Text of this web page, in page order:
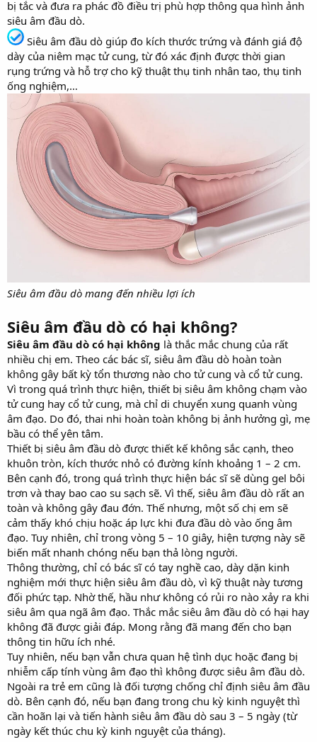
bị tắc và đưa ra phác đồ điều trị phù hợp thông qua hình ảnh
siêu âm đầu dò.
Siêu âm đầu dò giúp đo kích thước trứng và đánh giá độ
dày của niêm mạc tử cung, từ đó xác định được thời gian
rụng trứng và hỗ trợ cho kỹ thuật thụ tinh nhân tao, thụ tinh
ống nghiệm,…
Siêu âm đầu dò mang đến nhiều lợi ích
Siêu âm đầu dò có hại không?
Siêu âm đầu dò có hại không là thắc mắc chung của rất
nhiều chị em. Theo các bác sĩ, siêu âm đầu dò hoàn toàn
không gây bất kỳ tổn thương nào cho tử cung và cổ tử cung.
Vì trong quá trình thực hiện, thiết bị siêu âm không chạm vào
tử cung hay cổ tử cung, mà chỉ di chuyển xung quanh vùng
âm đạo. Do đó, thai nhi hoàn toàn không bị ảnh hưởng gì, mẹ
bầu có thể yên tâm.
Thiết bị siêu âm đầu dò được thiết kế không sắc cạnh, theo
khuôn tròn, kích thước nhỏ có đường kính khoảng 1 – 2 cm.
Bên cạnh đó, trong quá trình thực hiện bác sĩ sẽ dùng gel bôi
trơn và thay bao cao su sạch sẽ. Vì thế, siêu âm đầu dò rất an
toàn và không gây đau đớn. Thế nhưng, một số chị em sẽ
cảm thấy khó chịu hoặc áp lực khi đưa đầu dò vào ống âm
đạo. Tuy nhiên, chỉ trong vòng 5 – 10 giây, hiện tượng này sẽ
biến mất nhanh chóng nếu bạn thả lòng người.
Thông thường, chỉ có bác sĩ có tay nghề cao, dày dặn kinh
nghiệm mới thực hiện siêu âm đầu dò, vì kỹ thuật này tương
đối phức tạp. Nhờ thế, hầu như không có rủi ro nào xảy ra khi
siêu âm qua ngã âm đạo. Thắc mắc siêu âm đầu dò có hại hay
không đã được giải đáp. Mong rằng đã mang đến cho bạn
thông tin hữu ích nhé.
Tuy nhiên, nếu bạn vẫn chưa quan hệ tình dục hoặc đang bị
nhiễm cấp tính vùng âm đạo thì không được siêu âm đầu dò.
Ngoài ra trẻ em cũng là đối tượng chống chỉ định siêu âm đầu
dò. Bên cạnh đó, nếu bạn đang trong chu kỳ kinh nguyệt thì
cần hoãn lại và tiến hành siêu âm đầu dò sau 3 – 5 ngày (từ
ngày kết thúc chu kỳ kinh nguyệt của tháng).